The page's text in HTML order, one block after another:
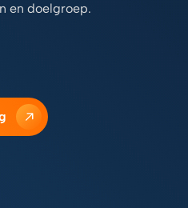
en doelgroep.